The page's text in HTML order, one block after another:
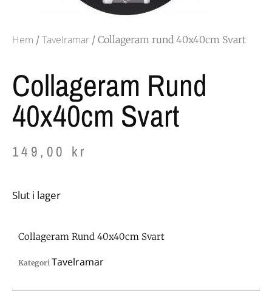
Hem / Tavelramar / Collageram rund 40x40cm Svart
Collageram Rund
40x40cm Svart
149,00 kr
Slut i lager
Collageram Rund 40x40cm Svart
Kategori Tavelramar